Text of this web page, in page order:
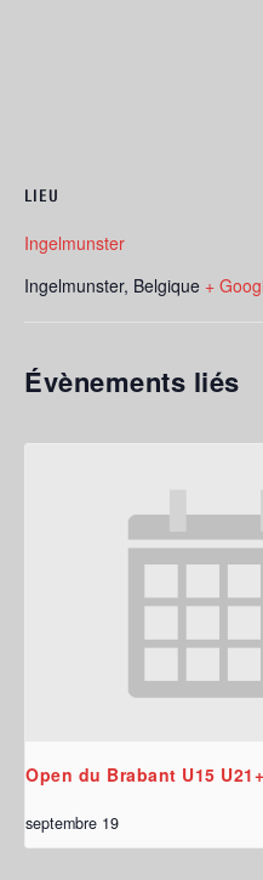
LIEU
Ingelmunster
Ingelmunster, Belgique +
Évènements liés
Open du Brabant U15 U21+
septembre 19